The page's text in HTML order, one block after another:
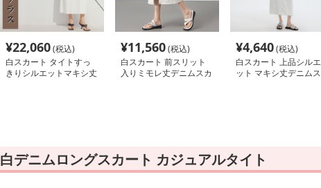
¥22,060(税込)
白スカート タイトすっ
きりシルエットマキシ丈
¥11,560(税込)
白スカート 前スリット
入りミモレ丈デニムスカ
¥4,640(税込)
白スカート 上品シルエ
ット マキシ丈デニムス
白デニムロングスカート カジュアルタイト